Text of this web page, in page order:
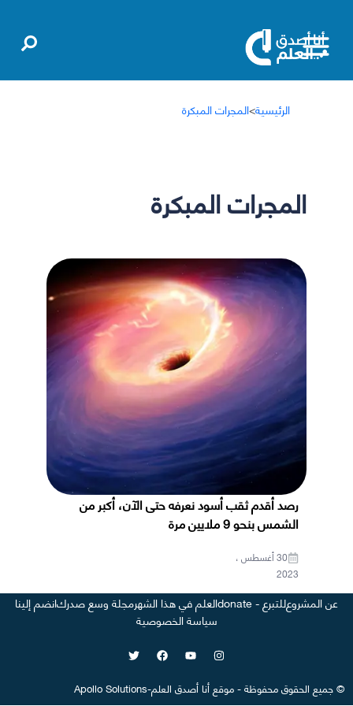
الرئيسية>المجرات المبكرة
المجرات المبكرة
رصد أقدم ثقب أسود نعرفه حتى الآن، أكبر من
الشمس بنحو 9 ملايين مرة
30 أغسطس ،
2023
عن المشروعللتبرع - donate العلم في هذا الشهرمجلة وسع صدركانضم إلينا
سياسة الخصوصية
©جميع الحقوق محفوظة-موقعأنا أصدق العلم-
Apollo Solutions